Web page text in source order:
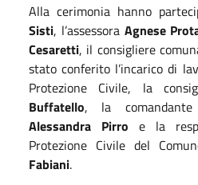
Alla cerimonia hanno
Sisti, l’assessora Agnese
Cesaretti, il consigliere
stato conferito l’incarico di
Protezione Civile, la
Buffatello, la
Alessandra Pirro e la
Protezione Civile del
Fabiani.